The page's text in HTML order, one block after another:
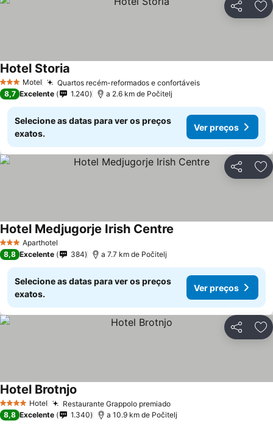
Partilhar
3 EstrelasMotel Quartos recém-reformados e confortáveis
Hotel Storia
8,7 Excelente 1.240 a 2.6 km de Počitelj
Selecione as datas para ver os preços
exatos.
Ver preços
Partilhar
3 EstrelasAparthotel
Hotel Medjugorje Irish Centre
8,8 Excelente 384 a 7.7 km de Počitelj
Selecione as datas para ver os preços
exatos.
Ver preços
Partilhar
4 EstrelasHotel Restaurante Grappolo premiado
Hotel Brotnjo
8,8 Excelente 1.340 a 10.9 km de Počitelj